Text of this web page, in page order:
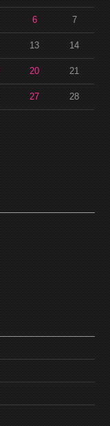
6 7
13 14
20 21
27 28